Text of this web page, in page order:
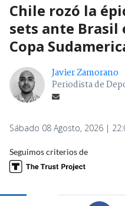
Chile rozó la
sets ante Brasil
Copa
Javier Zamorano
Periodista de
Sábado 08 Agosto, 2026 |
Seguimos criterios de